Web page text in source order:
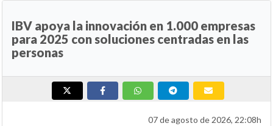
IBV apoya la innovación en 1.000 empresas
para 2025 con soluciones centradas en las
personas
07 de agosto de 2026, 22:08h